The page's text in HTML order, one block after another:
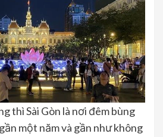
thì Sài Gòn là nơi đêm bùng
một năm và gần như không